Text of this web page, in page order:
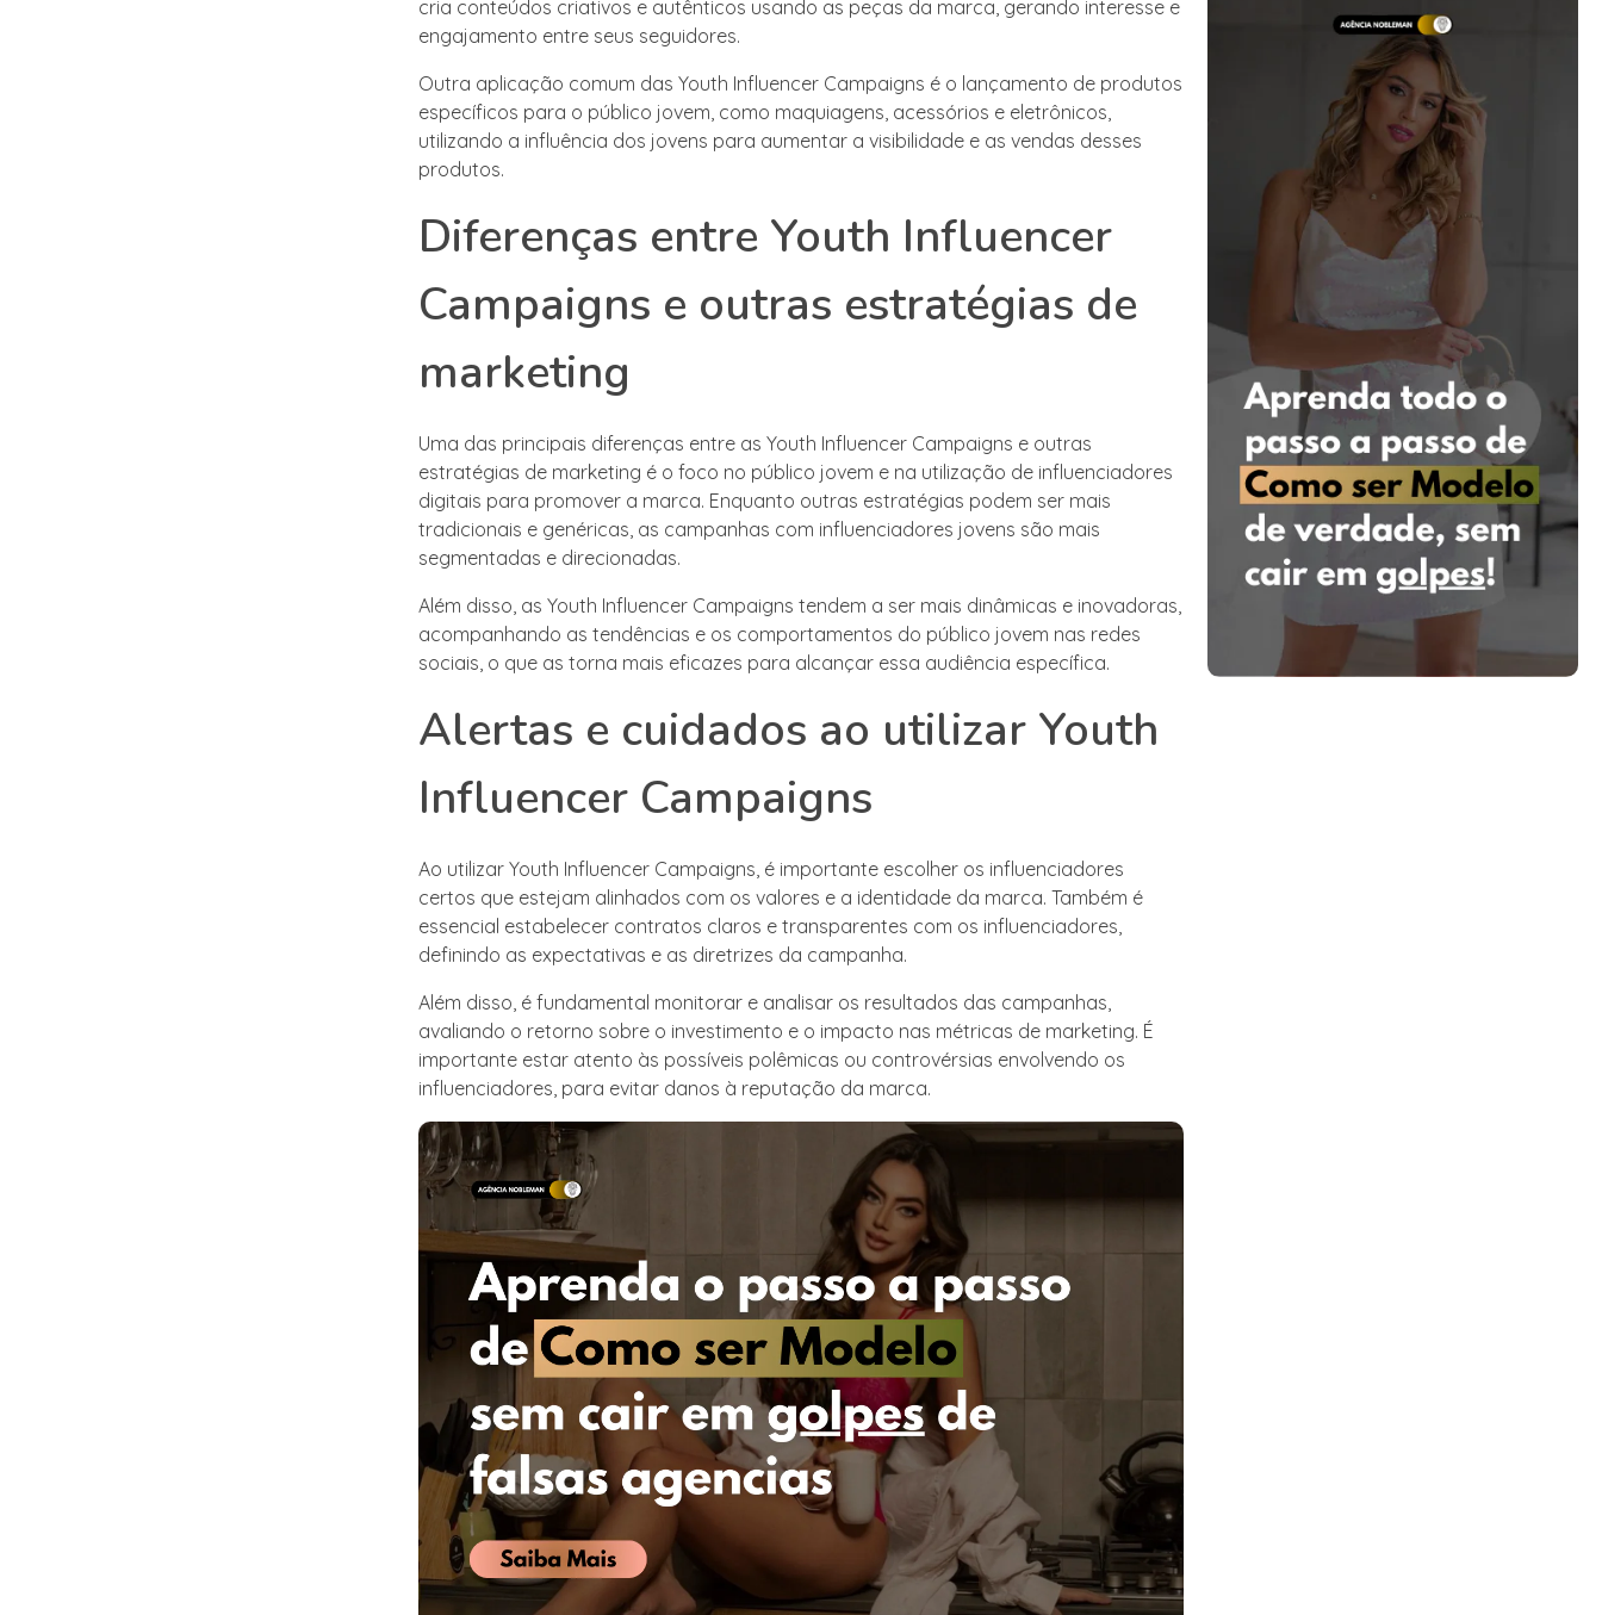
cria conteúdos criativos e autênticos usando as peças da marca, gerando interesse e
engajamento entre seus seguidores.
Outra aplicação comum das Youth Influencer Campaigns é o lançamento de produtos
específicos para o público jovem, como maquiagens, acessórios e eletrônicos,
utilizando a influência dos jovens para aumentar a visibilidade e as vendas desses
produtos.
Diferenças entre Youth Influencer
Campaigns e outras estratégias de
marketing
Uma das principais diferenças entre as Youth Influencer Campaigns e outras
estratégias de marketing é o foco no público jovem e na utilização de influenciadores
digitais para promover a marca. Enquanto outras estratégias podem ser mais
tradicionais e genéricas, as campanhas com influenciadores jovens são mais
segmentadas e direcionadas.
Além disso, as Youth Influencer Campaigns tendem a ser mais dinâmicas e inovadoras,
acompanhando as tendências e os comportamentos do público jovem nas redes
sociais, o que as torna mais eficazes para alcançar essa audiência específica.
Alertas e cuidados ao utilizar Youth
Influencer Campaigns
Ao utilizar Youth Influencer Campaigns, é importante escolher os influenciadores
certos que estejam alinhados com os valores e a identidade da marca. Também é
essencial estabelecer contratos claros e transparentes com os influenciadores,
definindo as expectativas e as diretrizes da campanha.
Além disso, é fundamental monitorar e analisar os resultados das campanhas,
avaliando o retorno sobre o investimento e o impacto nas métricas de marketing. É
importante estar atento às possíveis polêmicas ou controvérsias envolvendo os
influenciadores, para evitar danos à reputação da marca.